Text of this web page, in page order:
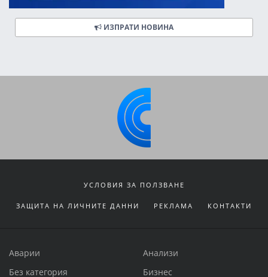
ИЗПРАТИ НОВИНА
УСЛОВИЯ ЗА ПОЛЗВАНЕ
ЗАЩИТА НА ЛИЧНИТЕ ДАННИ РЕКЛАМА КОНТАКТИ
Аварии
Анализи
Без категория
Бизнес